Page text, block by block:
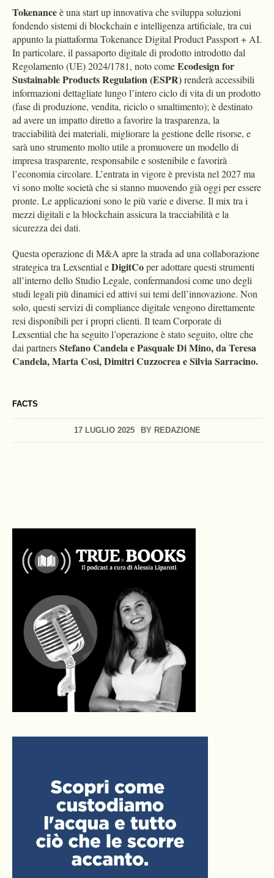
FACTS
17 LUGLIO 2025 BY REDAZIONE
Tokenanceè una start up innovativa che sviluppa soluzioni
fondendo sistemi di blockchain e intelligenza artificiale, tra cui
appunto la piattaforma Tokenance Digital Product Passport + AI.
In particolare, il passaporto digitale di prodotto introdotto dal
Regolamento (UE) 2024/1781, noto comeEcodesign for
Sustainable Products Regulation (ESPR)renderà accessibili
informazioni dettagliate lungo l’intero ciclo di vita di un prodotto
(fase di produzione, vendita, riciclo o smaltimento); è destinato
ad avere un impatto diretto a favorire la trasparenza, la
tracciabilità dei materiali, migliorare la gestione delle risorse, e
sarà uno strumento molto utile a promuovere un modello di
impresa trasparente, responsabile e sostenibile e favorirà
l’economia circolare. L’entrata in vigore è prevista nel 2027 ma
vi sono molte società che si stanno muovendo già oggi per essere
pronte. Le applicazioni sono le più varie e diverse. Il mix tra i
mezzi digitali e la blockchain assicura la tracciabilità e la
sicurezza dei dati.
Questa operazione di M&A apre la strada ad una collaborazione
strategica tra Lexsential eDigitCoper adottare questi strumenti
all’interno dello Studio Legale, confermandosi come uno degli
studi legali più dinamici ed attivi sui temi dell’innovazione. Non
solo, questi servizi di compliance digitale vengono direttamente
resi disponibili per i propri clienti. Il team Corporate di
Lexsential che ha seguito l’operazione è stato seguito, oltre che
dai partnersStefano Candela e Pasquale Di Mino, da Teresa
Candela, Marta Cosi, Dimitri Cuzzocrea e Silvia Sarracino.